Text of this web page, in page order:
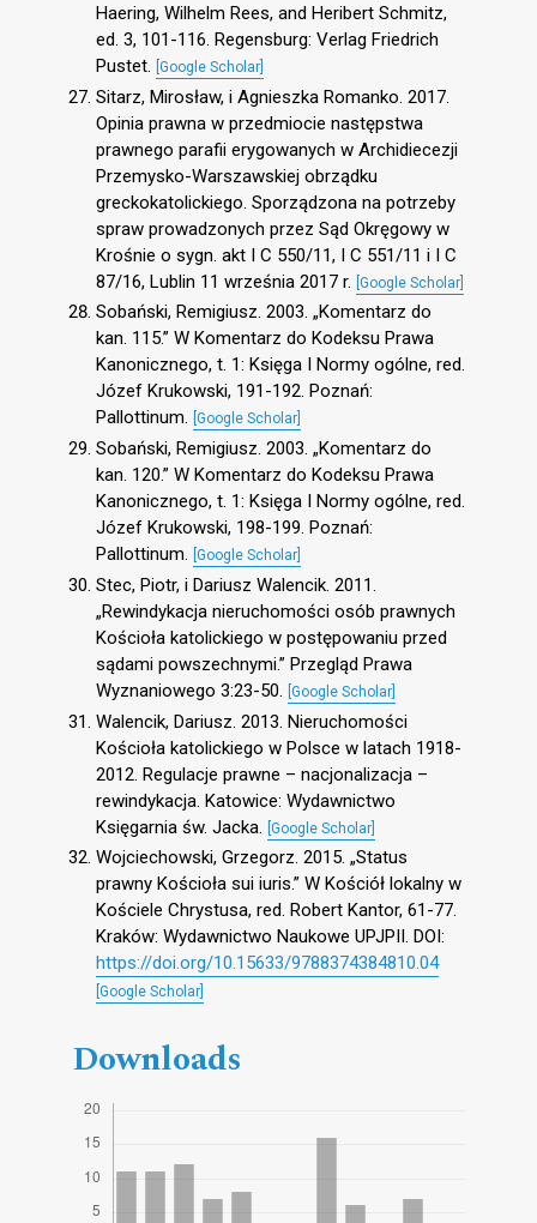
Haering, Wilhelm Rees, and Heribert Schmitz,
ed. 3, 101-116. Regensburg: Verlag Friedrich
Pustet. [Google Scholar]
Sitarz, Mirosław, i Agnieszka Romanko. 2017.
Opinia prawna w przedmiocie następstwa
prawnego parafii erygowanych w Archidiecezji
Przemysko-Warszawskiej obrządku
greckokatolickiego. Sporządzona na potrzeby
spraw prowadzonych przez Sąd Okręgowy w
Krośnie o sygn. akt I C 550/11, I C 551/11 i I C
87/16, Lublin 11 września 2017 r.
[Google Scholar]
Sobański, Remigiusz. 2003. „Komentarz do
kan. 115.” W Komentarz do Kodeksu Prawa
Kanonicznego, t. 1: Księga I Normy ogólne, red.
Józef Krukowski, 191-192. Poznań:
Pallottinum. [Google Scholar]
Sobański, Remigiusz. 2003. „Komentarz do
kan. 120.” W Komentarz do Kodeksu Prawa
Kanonicznego, t. 1: Księga I Normy ogólne, red.
Józef Krukowski, 198-199. Poznań:
Pallottinum. [Google Scholar]
Stec, Piotr, i Dariusz Walencik. 2011.
„Rewindykacja nieruchomości osób prawnych
Kościoła katolickiego w postępowaniu przed
sądami powszechnymi.” Przegląd Prawa
Wyznaniowego 3:23-50. [Google Scholar]
Walencik, Dariusz. 2013. Nieruchomości
Kościoła katolickiego w Polsce w latach 1918-
2012. Regulacje prawne – nacjonalizacja –
rewindykacja. Katowice: Wydawnictwo
Księgarnia św. Jacka.
[Google Scholar]
Wojciechowski, Grzegorz. 2015. „Status
prawny Kościoła sui iuris.” W Kościół lokalny w
Kościele Chrystusa, red. Robert Kantor, 61-77.
Kraków: Wydawnictwo Naukowe UPJPII. DOI:
https://doi.org/10.15633/9788374384810.04
[Google Scholar]
Downloads